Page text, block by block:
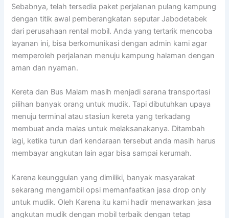
Sebabnya, telah tersedia paket perjalanan pulang kampung
dengan titik awal pemberangkatan seputar Jabodetabek
dari perusahaan rental mobil. Anda yang tertarik mencoba
layanan ini, bisa berkomunikasi dengan admin kami agar
memperoleh perjalanan menuju kampung halaman dengan
aman dan nyaman.
Kereta dan Bus Malam masih menjadi sarana transportasi
pilihan banyak orang untuk mudik. Tapi dibutuhkan upaya
menuju terminal atau stasiun kereta yang terkadang
membuat anda malas untuk melaksanakanya. Ditambah
lagi, ketika turun dari kendaraan tersebut anda masih harus
membayar angkutan lain agar bisa sampai kerumah.
Karena keunggulan yang dimiliki, banyak masyarakat
sekarang mengambil opsi memanfaatkan jasa drop only
untuk mudik. Oleh Karena itu kami hadir menawarkan jasa
angkutan mudik dengan mobil terbaik dengan tetap